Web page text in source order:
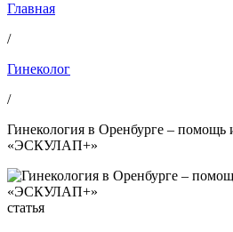
Главная
/
Гинеколог
/
Гинекология в Оренбурге – помощь
«ЭСКУЛАП+»
статья